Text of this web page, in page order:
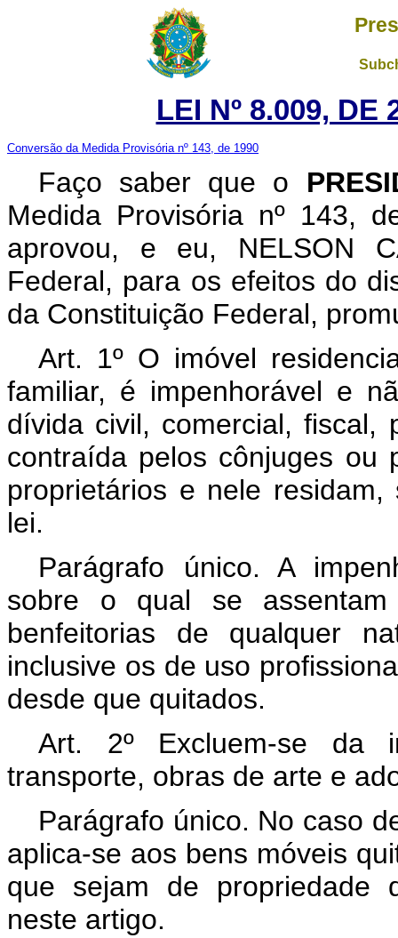
LEI Nº 8.009, DE
Conversão da Medida Provisória nº 143, de 1990
Faço saber que o
Medida Provisória nº 143,
aprovou, e eu, NELSON
Federal, para os efeitos do
da Constituição Federal,
Art. 1º O imóvel
familiar, é impenhorável e
dívida civil, comercial, fiscal,
contraída pelos cônjuges ou
proprietários e nele
lei.
Parágrafo único. A
sobre o qual se
benfeitorias de qualquer
inclusive os de uso
desde que quitados.
Art. 2º Excluem-se da
transporte, obras de arte e
Parágrafo único. No caso
aplica-se aos bens móveis
que sejam de propriedade
neste artigo.